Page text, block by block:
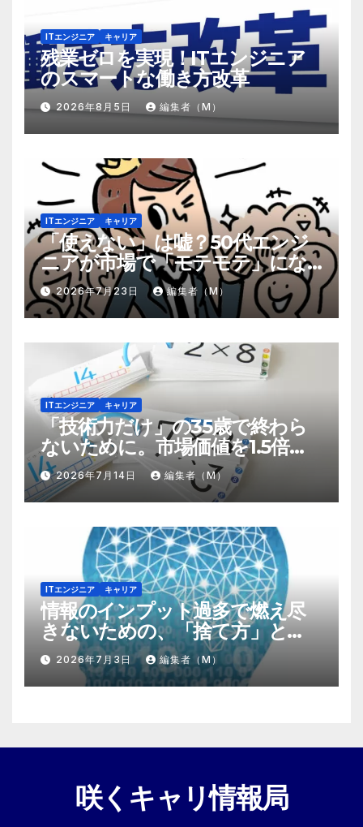
ITエンジニア キャリア
残業ゼロを実現！ITエンジニア
のスマートな働き方改革
2026年8月5日 編集者（M）
ITエンジニア キャリア
「使えない」は嘘？50代エンジ
ニアが市場で「モテモテ」にな
るための8個の強み
2026年7月23日 編集者（M）
ITエンジニア キャリア
「技術力だけ」の35歳で終わら
ないために。市場価値を1.5倍に
する『プラスα』の掛け算
2026年7月14日 編集者（M）
ITエンジニア キャリア
情報のインプット過多で燃え尽
きないための、「捨て方」と
「情報の絞り方」
2026年7月3日 編集者（M）
咲くキャリ情報局